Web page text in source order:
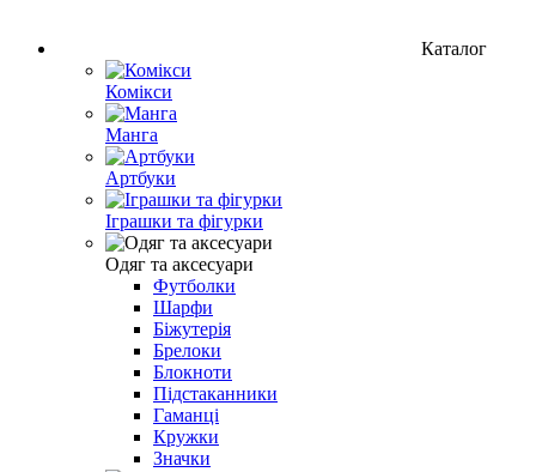
Каталог
Комікси
Манга
Артбуки
Іграшки та фігурки
Одяг та аксесуари
Футболки
Шарфи
Біжутерія
Брелоки
Блокноти
Підстаканники
Гаманці
Кружки
Значки